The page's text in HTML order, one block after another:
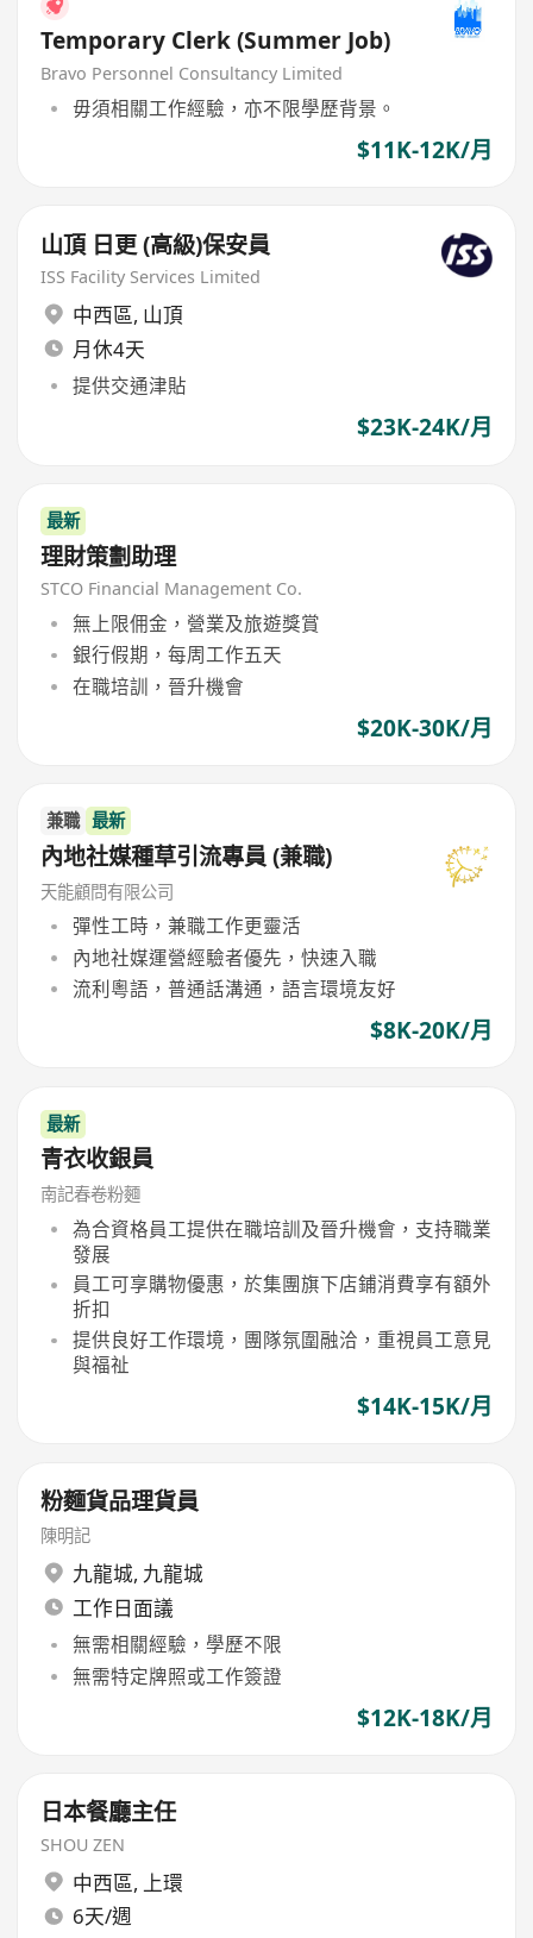
Temporary Clerk (Summer Job)
Bravo Personnel Consultancy Limited
毋須相關工作經驗，亦不限學歷背景。
$11K-12K/月
山頂 日更 (高級)保安員
ISS Facility Services Limited
中西區, 山頂
月休4天
提供交通津貼
$23K-24K/月
最新
理財策劃助理
STCO Financial Management Co.
無上限佣金，營業及旅遊獎賞
銀行假期，每周工作五天
在職培訓，晉升機會
$20K-30K/月
兼職 最新
內地社媒種草引流專員 (兼職)
天能顧問有限公司
彈性工時，兼職工作更靈活
內地社媒運營經驗者優先，快速入職
流利粵語，普通話溝通，語言環境友好
$8K-20K/月
最新
青衣收銀員
南記春卷粉麵
為合資格員工提供在職培訓及晉升機會，支持職業
發展
員工可享購物優惠，於集團旗下店鋪消費享有額外
折扣
提供良好工作環境，團隊氛圍融洽，重視員工意見
與福祉
$14K-15K/月
粉麵貨品理貨員
陳明記
九龍城, 九龍城
工作日面議
無需相關經驗，學歷不限
無需特定牌照或工作簽證
$12K-18K/月
日本餐廳主任
SHOU ZEN
中西區, 上環
6天/週